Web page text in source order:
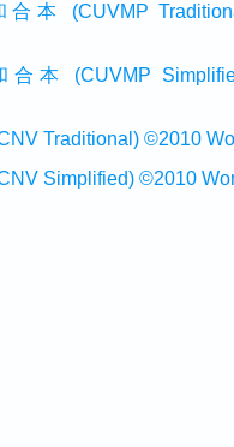
本 (CUVMP
本 (CUVMP
Traditional) ©2010
Simplified) ©2010